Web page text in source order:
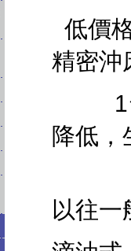
低價
精密沖
1台
降低，
以往一